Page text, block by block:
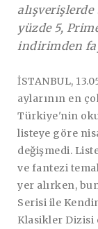
yüzde 5,
indirimden
İSTANBUL,
aylarının en
Türkiye'nin
listeye göre
değişmedi.
ve fantezi
yer alırken,
Serisi ile
Klasikler Dizisi